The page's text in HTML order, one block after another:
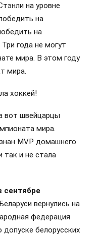
на уровне
на
на
года не могут
мира. В этом году
мира.
хоккей!
вот швейцарцы
мира.
MVP домашнего
так и не стала
сентябре
вернулись на
федерация
допуске белорусских